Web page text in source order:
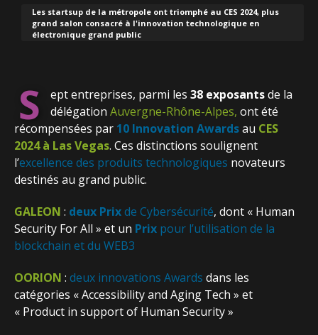
Les startsup de la métropole ont triomphé au CES 2024, plus
grand salon consacré à l'innovation technologique en
électronique grand public
S ept entreprises, parmi les 38 exposantsde la
délégation Auvergne-Rhône-Alpes, ont été
récompensées par 10 Innovation Awardsau CES
2024 à Las Vegas. Ces distinctions soulignent
l’excellence des produits technologiques novateurs
destinés au grand public.
GALEON : deux Prixde Cybersécurité, dont « Human
Security For All » et un Prix pour l’utilisation de la
blockchain et du WEB3
OORION : deux innovations Awards dans les
catégories « Accessibility and Aging Tech » et
« Product in support of Human Security »